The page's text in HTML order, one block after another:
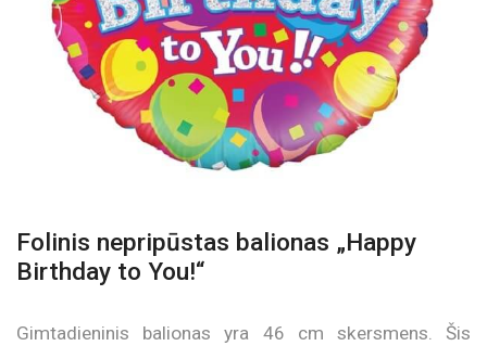
Folinis nepripūstas balionas „Happy
Birthday to You!“
Gimtadieninis balionas yra 46 cm skersmens. Šis